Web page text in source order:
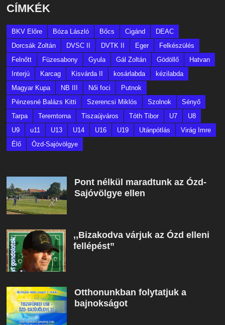
CÍMKÉK
BKV Előre Bóza László Bőcs Cigánd
DEAC
Dorcsák Zoltán
DVSC II DVTK II Eger
Felkészülés
Felnőtt
Füzesabony Gyula Gál Zoltán Gödöllő
Hatvan
Interjú
Karcag Kisvárda II kosárlabda
kézilabda
Magyar Kupa
NB III Női foci
Putnok
Pénzesné Balázs Kitti
Szerencsi Miklós Szolnok
Sényő
Tarpa
Teremtorna Tiszaújváros Tóth Tibor U7
U8
U9
u11 U13 U14 U16 U19 Utánpótlás
Virág Imre
Élő
Ózd-Sajóvölgye
Pont nélkül maradtunk az Ózd-
Sajóvölgye ellen
,,Bizakodva várjuk az Ózd elleni
fellépést”
Otthonunkban folytatjuk a
bajnokságot